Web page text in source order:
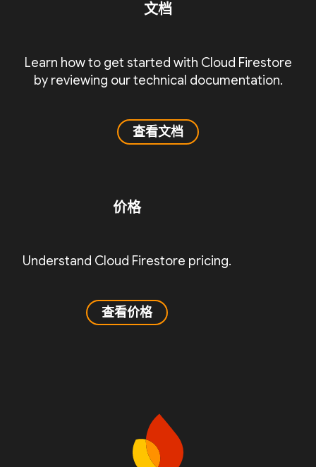
文档
Learn how to get started with Cloud Firestore
by reviewing our technical documentation.
查看文档
价格
Understand Cloud Firestore pricing.
查看价格